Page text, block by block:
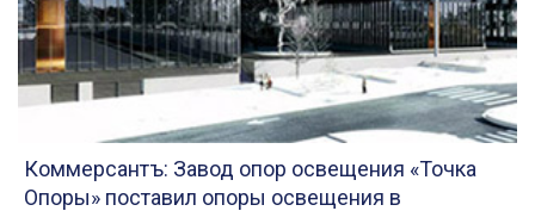
Коммерсантъ: Завод опор освещения «Точка
Опоры» поставил опоры освещения в